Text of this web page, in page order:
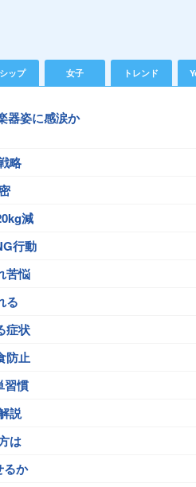
ップ 女子 トレンド
器姿に感涙か
略
減
行動
苦悩
る
症状
防止
習慣
説
は
るか